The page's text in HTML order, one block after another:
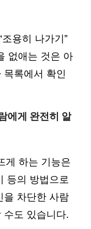
용히 나가기”
없애는 것은 아
목록에서 확인
에게 완전히 알
게 하는 기능은
등의 방법으로
을 차단한 사람
수도 있습니다.